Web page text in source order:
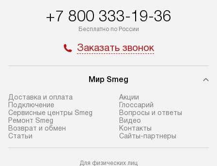
Пожалуйста, уточняйте условия
доставки у менеджера при
упакованный товар до подъезда.
Если вам необходимо доставить
покупку до двери вашей квартиры
или места установки, пожалуйста,
предварительно согласуйте это
доступным на
+7 800 333-19-36
Бесплатно по России
Заказать звонок
Мир Smeg
Доставка и оплата
Подключение
Сервисные центры Smeg
Ремонт Smeg
Возврат и обмен
Статьи
Акции
Глоссарий
Вопросы и ответы
Видео
Контакты
Сайты-партнеры
Для физических лиц